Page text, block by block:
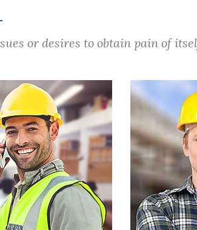
or desires to obtain pain of